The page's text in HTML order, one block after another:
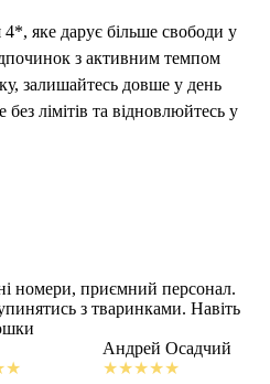
яке дарує більше свободи у
з активним темпом
залишайтесь довше у день
лімітів та відновлюйтесь у
номери, приємний персонал.
з тваринками. Навіть
Андрей Осадчий